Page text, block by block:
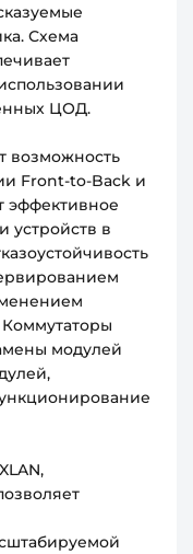
Схема
ЦОД.
возможность
Front-to-Back и
эффективное
устройств в
модулей